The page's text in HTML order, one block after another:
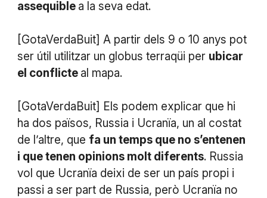
assequible a la seva edat.
[GotaVerdaBuit] A partir dels 9 o 10 anys pot
ser útil utilitzar un globus terraqüi per ubicar
el conflicte al mapa.
[GotaVerdaBuit] Els podem explicar que hi
ha dos països, Russia i Ucranïa, un al costat
de l’altre, que fa un temps que no s’entenen
i que tenen opinions molt diferents. Russia
vol que Ucranïa deixi de ser un país propi i
passi a ser part de Russia, però Ucranïa no